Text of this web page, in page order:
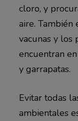
cloro, y
aire. También
vacunas y los
encuentran
y garrapatas.
Evitar todas
ambientales